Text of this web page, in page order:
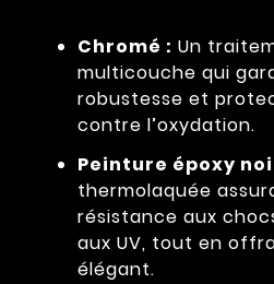
Chromé : Un
multicouche qui
robustesse et
contre l’oxydation.
Peinture époxy
thermolaquée
résistance aux
aux UV, tout en
élégant.